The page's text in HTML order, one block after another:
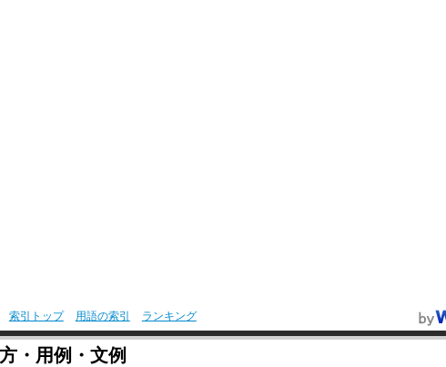
索引トップ 用語の索引 ランキング
・用例・文例